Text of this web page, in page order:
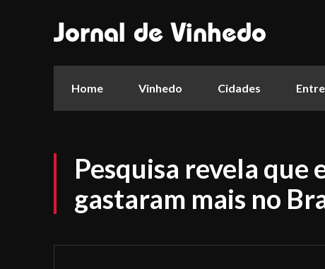
Jornal de Vinhedo
Home Vinhedo Cidades
Pesquisa revela que
gastaram mais no